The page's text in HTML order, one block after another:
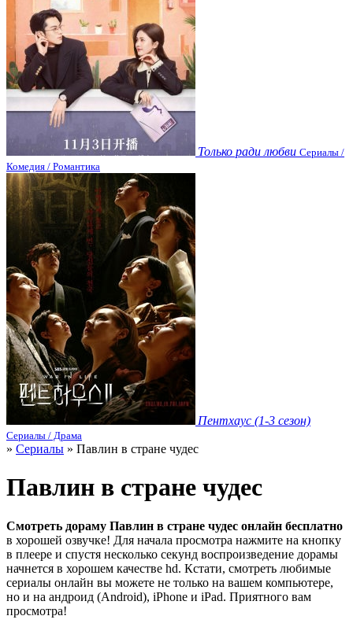
Только ради любви Сериалы /
Комедия / Романтика
Пентхаус (1-3 сезон)
Сериалы / Драма
» Сериалы » Павлин в стране чудес
Павлин в стране чудес
Смотреть дораму Павлин в стране чудес онлайн бесплатно
в хорошей озвучке! Для начала просмотра нажмите на кнопку
в плеере и спустя несколько секунд воспроизведение дорамы
начнется в хорошем качестве hd. Кстати, смотреть любимые
сериалы онлайн вы можете не только на вашем компьютере,
но и на андроид (Android), iPhone и iPad. Приятного вам
просмотра!